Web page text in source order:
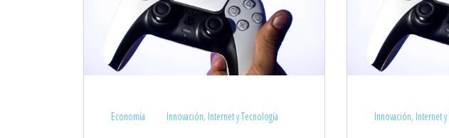
Economía Innovación, Internet y Tecnología Innovación, Internet